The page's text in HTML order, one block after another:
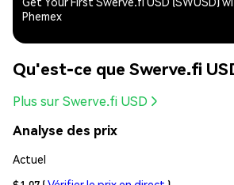
Phemex
Qu'est-ce que Swerve.fi
Plus sur Swerve.fi USD
Analyse des prix
Actuel